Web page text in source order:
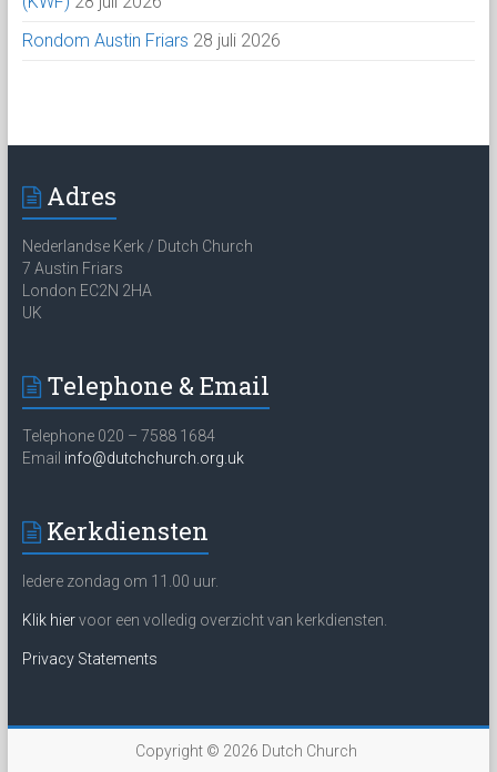
Rondom Austin Friars 28 juli 2026
Adres
Nederlandse Kerk / Dutch Church
7 Austin Friars
London EC2N 2HA
UK
Telephone & Email
Telephone 020 – 7588 1684
Email info@dutchchurch.org.uk
Kerkdiensten
Iedere zondag om 11.00 uur.
Klik hiervoor een volledig overzicht van kerkdiensten.
Privacy Statements
Copyright © 2026 Dutch Church